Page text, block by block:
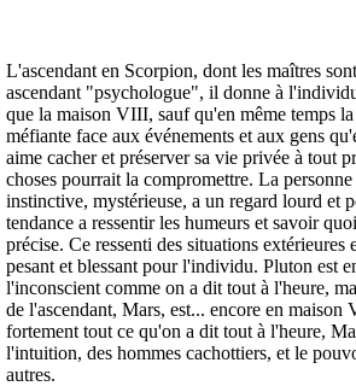
L'ascendant en Scorpion, dont les maîtres
ascendant "psychologue", il donne à
que la maison VIII, sauf qu'en même temps
méfiante face aux événements et aux gens
aime cacher et préserver sa vie privée à tout
choses pourrait la compromettre. La
instinctive, mystérieuse, a un regard lourd et
tendance a ressentir les humeurs et savoir
précise. Ce ressenti des situations
pesant et blessant pour l'individu. Pluton est
l'inconscient comme on a dit tout à l'heure,
de l'ascendant, Mars, est... encore en maison
fortement tout ce qu'on a dit tout à l'heure,
l'intuition, des hommes cachottiers, et le
autres.